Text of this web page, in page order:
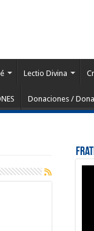
Lectio Divina
Donaciones /